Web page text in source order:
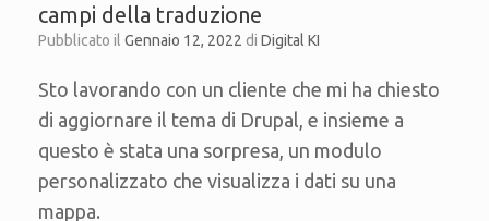
campi della traduzione
Pubblicato il Gennaio 12, 2022 di Digital KI
Sto lavorando con un cliente che mi ha chiesto
di aggiornare il tema di Drupal, e insieme a
questo è stata una sorpresa, un modulo
personalizzato che visualizza i dati su una
mappa.